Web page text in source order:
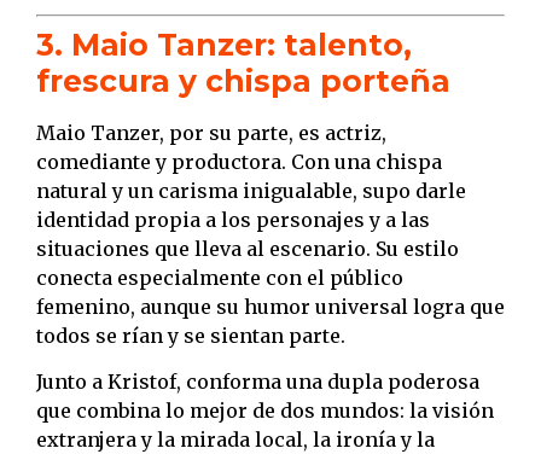
3. Maio Tanzer: talento,
frescura y chispa porteña
Maio Tanzer, por su parte, es actriz,
comediante y productora. Con una chispa
natural y un carisma inigualable, supo darle
identidad propia a los personajes y a las
situaciones que lleva al escenario. Su estilo
conecta especialmente con el público
femenino, aunque su humor universal logra que
todos se rían y se sientan parte.
Junto a Kristof, conforma una dupla poderosa
que combina lo mejor de dos mundos: la visión
extranjera y la mirada local, la ironía y la